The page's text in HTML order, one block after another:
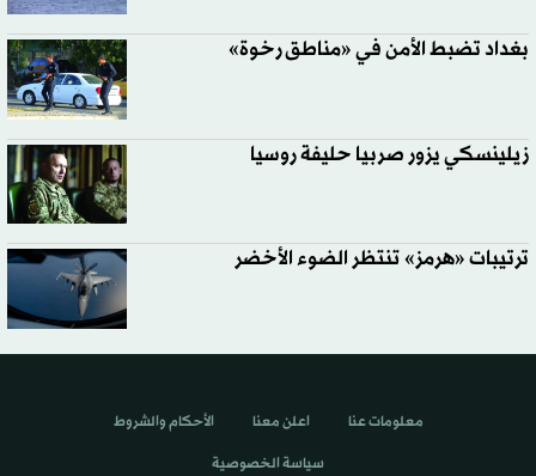
بغداد تضبط الأمن في «مناطق رخوة»
زيلينسكي يزور صربيا حليفة روسيا
ترتيبات «هرمز» تنتظر الضوء الأخضر
معلومات عنا اعلن معنا الأحكام والشروط
سياسة الخصوصية